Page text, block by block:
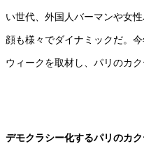
い世代、外国人バーマンや女
顔も様々でダイナミックだ。
ウィークを取材し、パリのカ
デモクラシー化するパリのカ